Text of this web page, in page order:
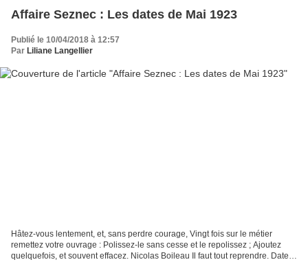
Affaire Seznec : Les dates de Mai 1923
Publié le 10/04/2018 à 12:57
Par Liliane Langellier
Hâtez-vous lentement, et, sans perdre courage, Vingt fois sur le métier
remettez votre ouvrage : Polissez-le sans cesse et le repolissez ; Ajoutez
quelquefois, et souvent effacez. Nicolas Boileau Il faut tout reprendre. Date